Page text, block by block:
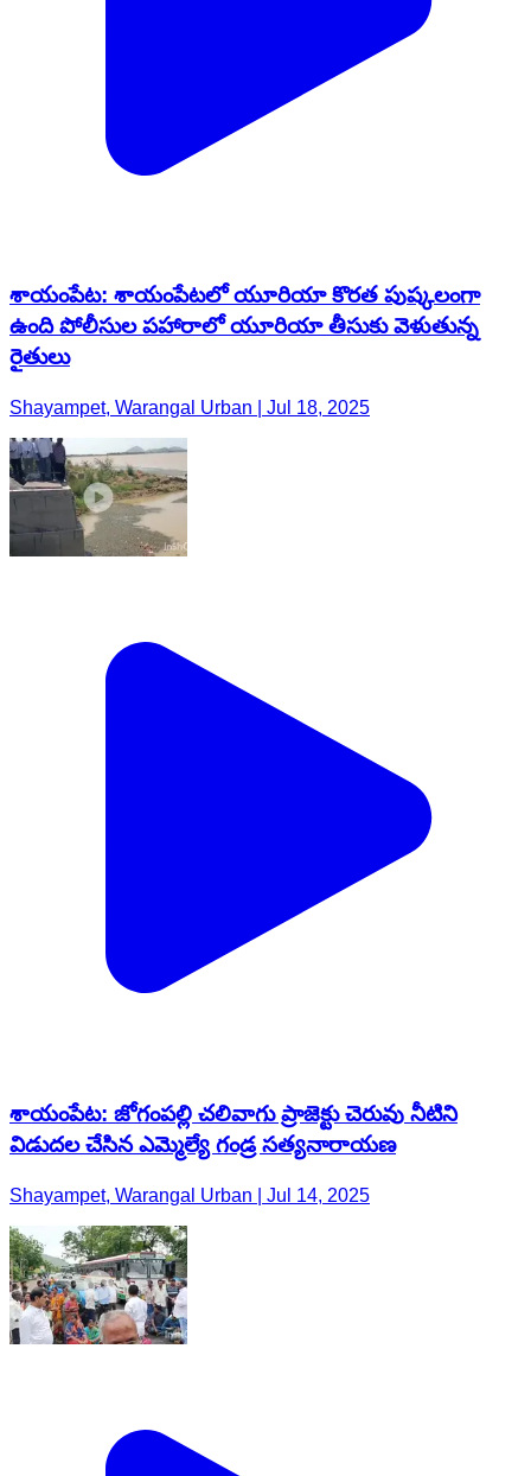
శాయంపేట: శాయంపేటలో యూరియా కొరత పుష్కలంగా
ఉంది పోలీసుల పహారాలో యూరియా తీసుకు వెళుతున్న
రైతులు
Shayampet, Warangal Urban | Jul 18, 2025
శాయంపేట: జోగంపల్లి చలివాగు ప్రాజెక్టు చెరువు నీటిని
విడుదల చేసిన ఎమ్మెల్యే గండ్ర సత్యనారాయణ
Shayampet, Warangal Urban | Jul 14, 2025